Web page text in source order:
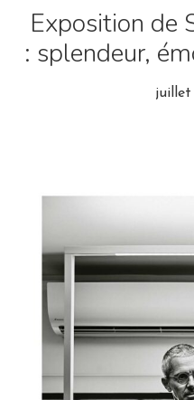
Exposition de
: splendeur,
juillet